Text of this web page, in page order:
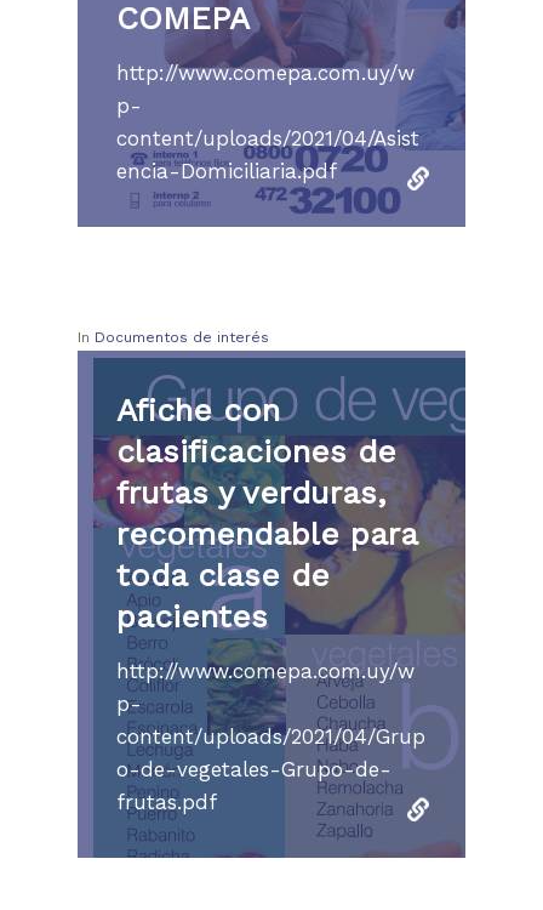
COMEPA
http://www.comepa.com.uy/w
p-
content/uploads/2021/04/Asist
encia-Domiciliaria.pdf
In Documentos de interés
Afiche con
clasificaciones de
frutas y verduras,
recomendable para
toda clase de
pacientes
http://www.comepa.com.uy/w
p-
content/uploads/2021/04/Grup
o-de-vegetales-Grupo-de-
frutas.pdf